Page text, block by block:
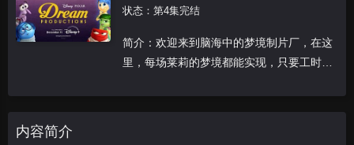
夫
理查德·艾欧阿德
伯莉·伍兹
苏梅亚·努里丁-格林
格蕾丝·
陆
刘易斯·布莱克 吉安卡洛·萨博加
托尼
诺亚·凯·本特利
劳伦·霍尔特
马修·杨·
状态：第4集完结
简介：欢迎来到脑海中的梦境制片厂，在这
里，每场莱莉的梦境都能实现，只要工时、
内容简介